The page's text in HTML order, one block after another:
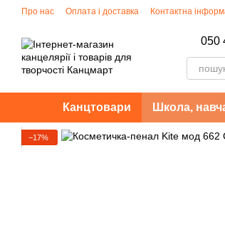
Перейти до основного контенту
Про нас Оплата і доставка Контактна
050
Канцтовари Школа,
−17%